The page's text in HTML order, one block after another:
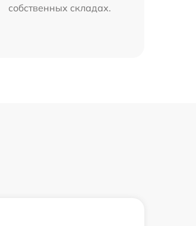
собственных складах.